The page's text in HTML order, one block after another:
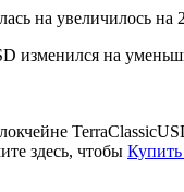
на увеличилось на
на
здесь, чтобы Купить